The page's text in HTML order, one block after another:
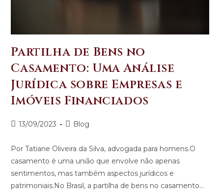
Partilha de Bens no
Casamento: Uma Análise
Jurídica sobre Empresas e
Imóveis Financiados
13/09/2023 Blog
Por Tatiane Oliveira da Silva, advogada para homens.O
casamento é uma união que envolve não apenas
sentimentos, mas também aspectos jurídicos e
patrimoniais.No Brasil, a partilha de bens no casamento…